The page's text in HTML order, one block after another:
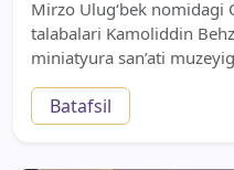
Mirzo Ulug‘bek nomidagi
talabalari Kamoliddin
miniatyura san’ati
Batafsil